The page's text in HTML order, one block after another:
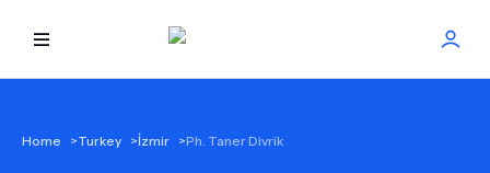
Home >Turkey >İzmir >Ph. Taner Divrik